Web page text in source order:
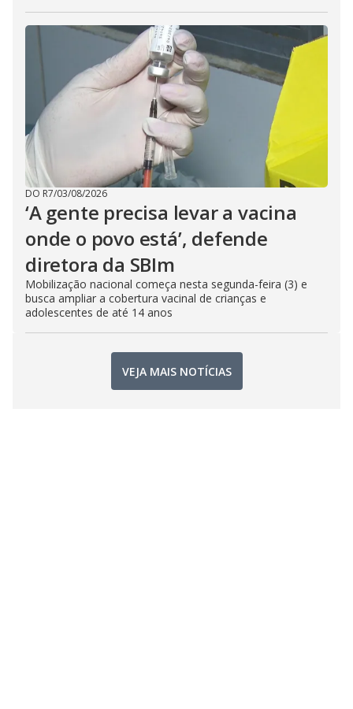
DO R7/03/08/2026
‘A gente precisa levar a vacina
onde o povo está’, defende
diretora da SBIm
Mobilização nacional começa nesta segunda-feira (3) e
busca ampliar a cobertura vacinal de crianças e
adolescentes de até 14 anos
VEJA MAIS NOTÍCIAS